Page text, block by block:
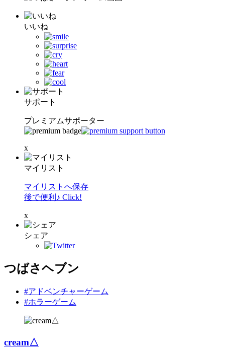
いいね
サポート
プレミアムサポーター
x
マイリスト
マイリストへ保存
後で便利♪ Click!
x
シェア
つばさヘブン
#アドベンチャーゲーム
#ホラーゲーム
cream△